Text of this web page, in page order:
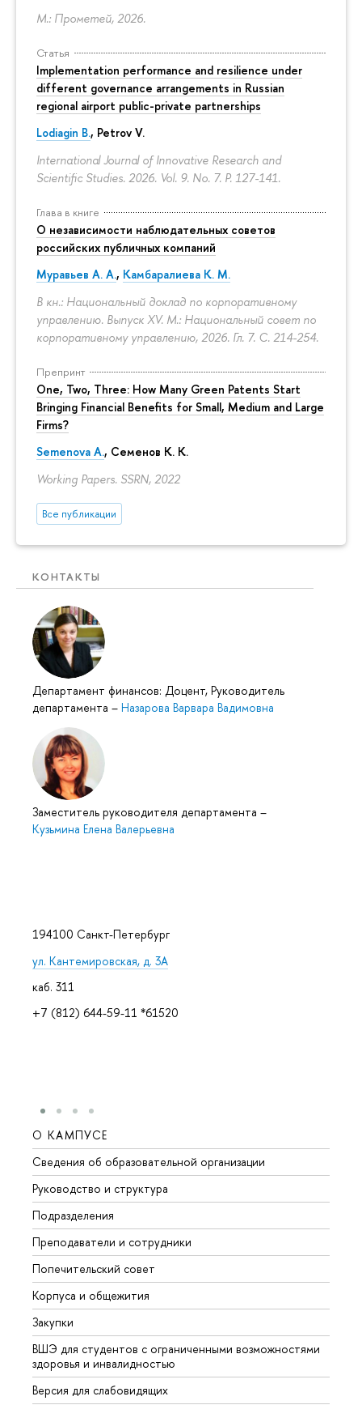
М.: Прометей, 2026.
Статья
Implementation performance and resilience under
different governance arrangements in Russian
regional airport public-private partnerships
Lodiagin B., Petrov V.
International Journal of Innovative Research and
Scientific Studies. 2026. Vol. 9. No. 7. P. 127-141.
Глава в книге
О независимости наблюдательных советов
российских публичных компаний
Муравьев А. А., Камбаралиева К. М.
В кн.: Национальный доклад по корпоративному
управлению. Выпуск XV. М.: Национальный совет по
корпоративному управлению, 2026. Гл. 7. С. 214-254.
Препринт
One, Two, Three: How Many Green Patents Start
Bringing Financial Benefits for Small, Medium and Large
Firms?
Semenova A., Семенов К. К.
Working Papers. SSRN, 2022
Все публикации
КОНТАКТЫ
Департамент финансов: Доцент, Руководитель
департамента – Назарова Варвара Вадимовна
Заместитель руководителя департамента –
Кузьмина Елена Валерьевна
194100 Санкт-Петербург
ул. Кантемировская, д. 3А
каб. 311
+7 (812) 644-59-11 *61520
О КАМПУСЕ
Сведения об образовательной организации
Руководство и структура
Подразделения
Преподаватели и сотрудники
Попечительский совет
Корпуса и общежития
Закупки
ВШЭ для студентов с ограниченными возможностями
здоровья и инвалидностью
Версия для слабовидящих